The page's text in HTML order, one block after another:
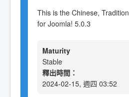
This is the Chinese,
for Joomla! 5.0.3
Maturity
Stable
釋出時間：
2024-02-15, 週四 03:52